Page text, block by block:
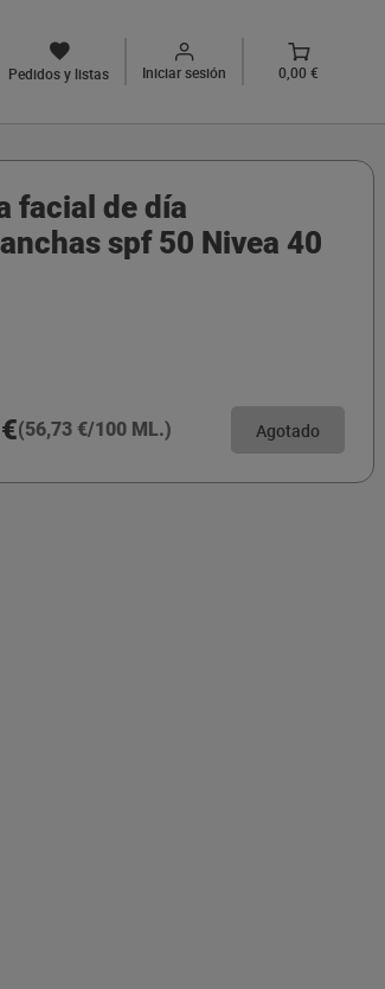
Pedidos y listas Iniciar sesión 0,00 €
facial de día
spf 50 Nivea 40
(56,73 €/100 ML.) Agotado